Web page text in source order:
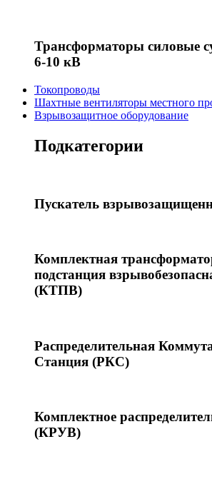
Трансформаторы силовые
6-10 кВ
Токопроводы
Шахтные вентиляторы местного
Взрывозащитное оборудование
Подкатегории
Пускатель
Комплектная
подстанция
(КТПВ)
Распределительная
Станция (РКС)
Комплектное
(КРУВ)